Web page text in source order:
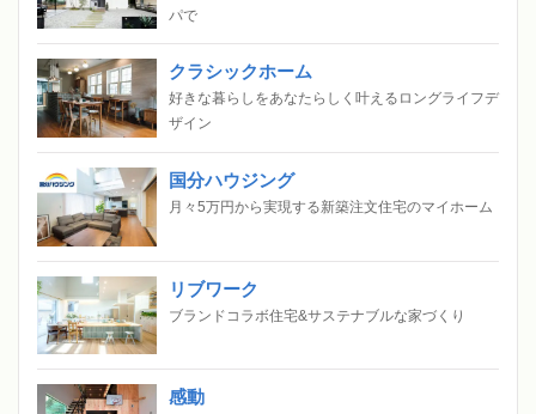
パで
クラシックホーム
好きな暮らしをあなたらしく叶えるロングライフデ
ザイン
国分ハウジング
月々5万円から実現する新築注文住宅のマイホーム
リブワーク
ブランドコラボ住宅&サステナブルな家づくり
感動